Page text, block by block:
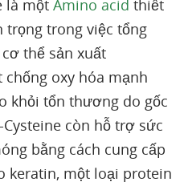
là một Amino acid thiết
trọng trong việc tổng
thể sản xuất
chống oxy hóa mạnh
khỏi tổn thương do gốc
còn hỗ trợ sức
bằng cách cung cấp
keratin, một loại protein